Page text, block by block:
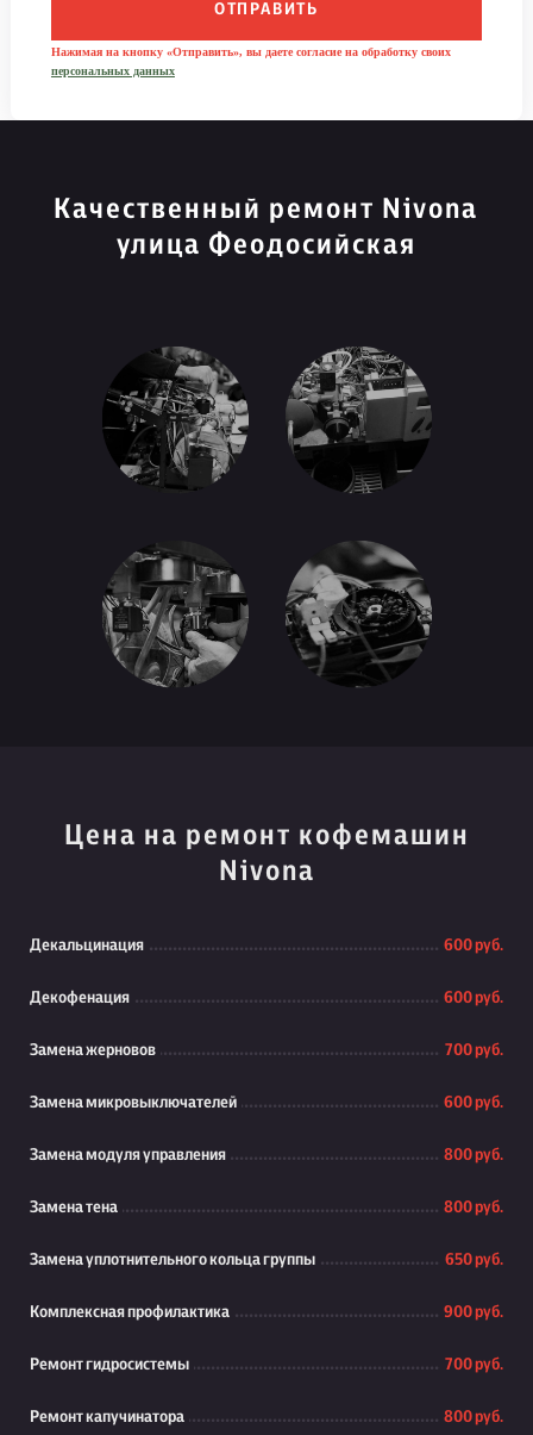
ОТПРАВИТЬ
Нажимая на кнопку «Отправить», вы даете согласие на обработку своих
персональных данных
Качественный ремонт Nivona
улица Феодосийская
Цена на ремонт кофемашин
Nivona
Декальцинация 600 руб.
Декофенация 600 руб.
Замена жерновов 700 руб.
Замена микровыключателей 600 руб.
Замена модуля управления 800 руб.
Замена тена 800 руб.
Замена уплотнительного кольца группы 650 руб.
Комплексная профилактика 900 руб.
Ремонт гидросистемы 700 руб.
Ремонт капучинатора 800 руб.